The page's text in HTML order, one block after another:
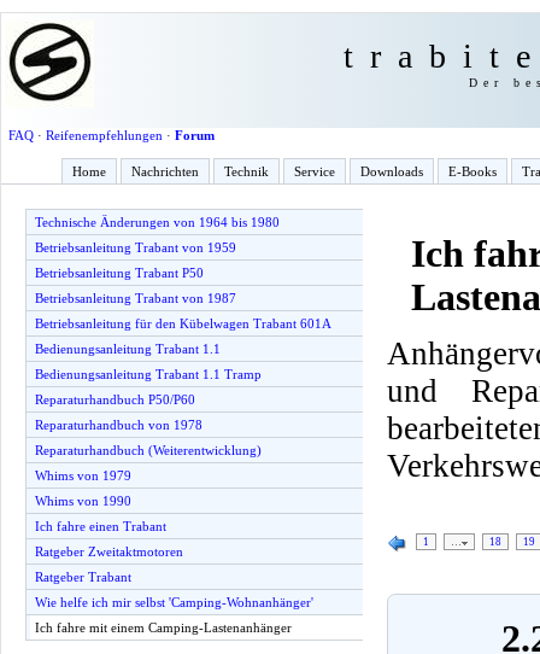
Der
FAQ· Reifenempfehlungen · Forum
Home Nachrichten Technik Service Downloads E-Books
Technische Änderungen von 1964 bis 1980
Betriebsanleitung Trabant von 1959
Betriebsanleitung Trabant P50
Betriebsanleitung Trabant von 1987
Betriebsanleitung für den Kübelwagen Trabant 601A
Bedienungsanleitung Trabant 1.1
Bedienungsanleitung Trabant 1.1 Tramp
Reparaturhandbuch P50/P60
Reparaturhandbuch von 1978
Reparaturhandbuch (Weiterentwicklung)
Whims von 1979
Whims von 1990
Ich fahre einen Trabant
Ratgeber Zweitaktmotoren
Ratgeber Trabant
Wie helfe ich mir selbst 'Camping-Wohnanhänger'
Ich fahre mit einem Camping-Lastenanhänger
Ich
und
1 18 19